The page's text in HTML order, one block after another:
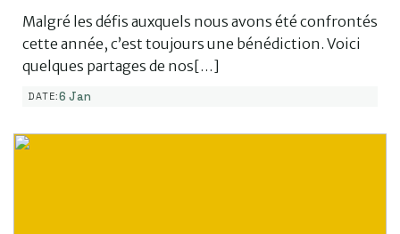
Malgré les défis auxquels nous avons été confrontés
cette année, c’est toujours une bénédiction. Voici
quelques partages de nos[…]
DATE:6 Jan